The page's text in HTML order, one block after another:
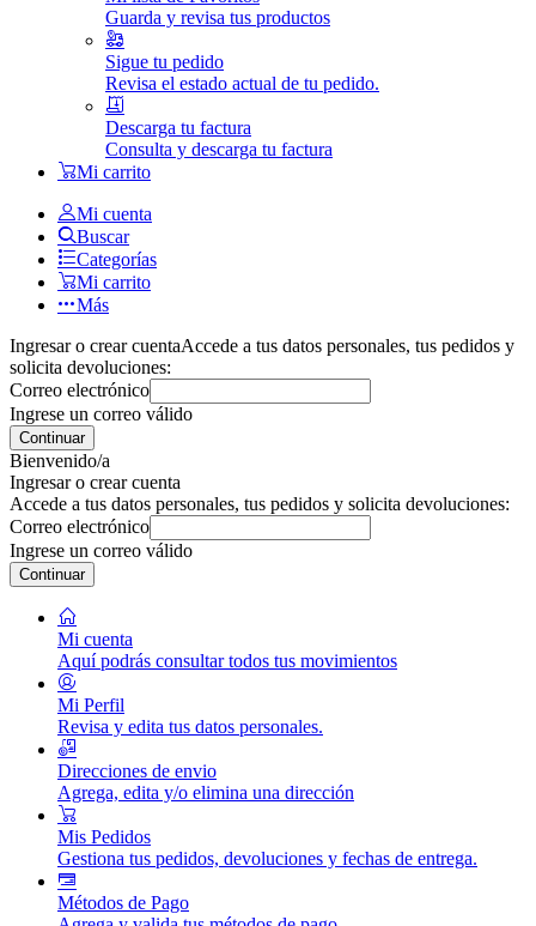
Guarda y revisa tus productos
Sigue tu pedido
Revisa el estado actual de tu pedido.
Descarga tu factura
Consulta y descarga tu factura
Mi carrito
Mi cuenta
Buscar
Categorías
Mi carrito
Más
Ingresar o crear cuentaAccede a tus datos personales, tus pedidos y
solicita devoluciones:
Correo electrónico
Ingrese un correo válido
Continuar
Bienvenido/a
Ingresar o crear cuenta
Accede a tus datos personales, tus pedidos y solicita devoluciones:
Correo electrónico
Ingrese un correo válido
Continuar
Mi cuenta
Aquí podrás consultar todos tus movimientos
Mi Perfil
Revisa y edita tus datos personales.
Direcciones de envio
Agrega, edita y/o elimina una dirección
Mis Pedidos
Gestiona tus pedidos, devoluciones y fechas de entrega.
Métodos de Pago